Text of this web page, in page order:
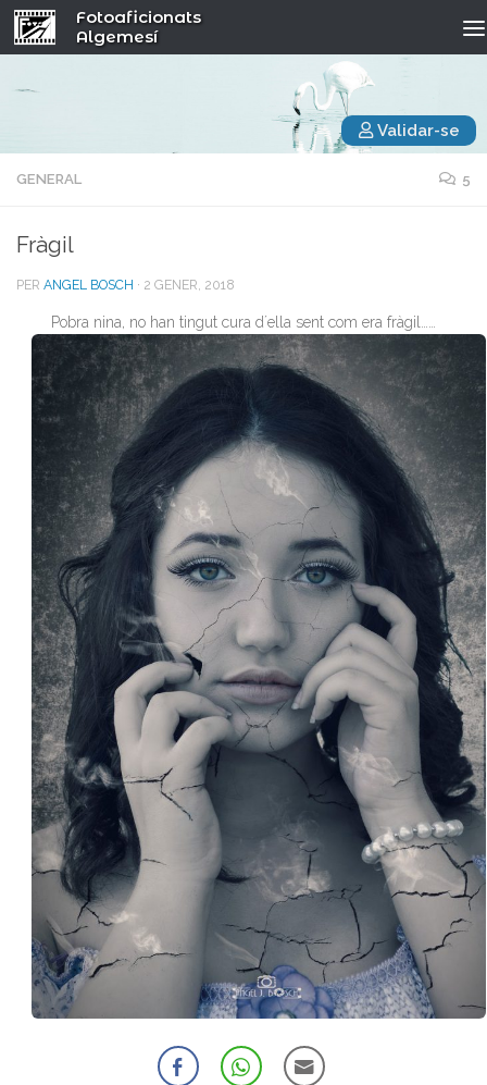
Fotoaficionats
Algemesí
Validar-se
GENERAL 5
Fràgil
PER ANGEL BOSCH · 2 GENER, 2018
Pobra nina, no han tingut cura d´ella sent com era fràgil……